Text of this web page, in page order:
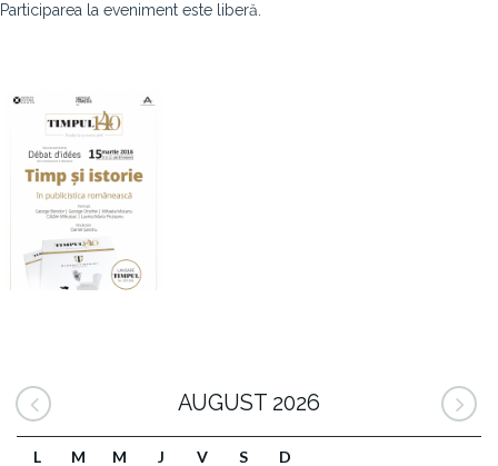
Participarea la eveniment este liberă.
AUGUST 2026
L M M J V S D